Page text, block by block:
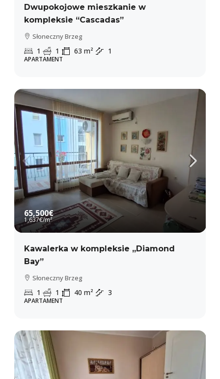
Dwupokojowe mieszkanie w
kompleksie “Cascadas”
Słoneczny Brzeg
1 1 63 m² 1
APARTAMENT
65,500€
1,637€/m²
Kawalerka w kompleksie „Diamond
Bay”
Słoneczny Brzeg
1 1 40 m² 3
APARTAMENT